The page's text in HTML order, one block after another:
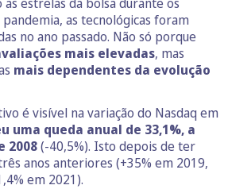
as tecnológicas foram
no ano passado. Não só porque
mais elevadas, mas
mais dependentes da evolução
é visível na variação do Nasdaq em
uma queda anual de 33,1%, a
2008(-40,5%). Isto depois de ter
anos anteriores (+35% em 2019,
em 2021).